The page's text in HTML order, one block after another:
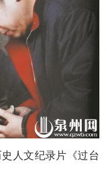
人文纪录片《过台